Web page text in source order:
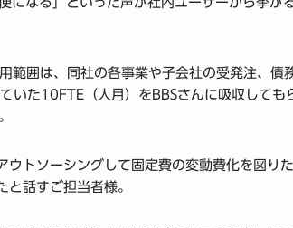
範囲は、同社の各事業や子会社の受発注、
いた10FTE（人月）をBBSさんに吸収して
トソーシングして固定費の変動費化を図
話すご担当者様。